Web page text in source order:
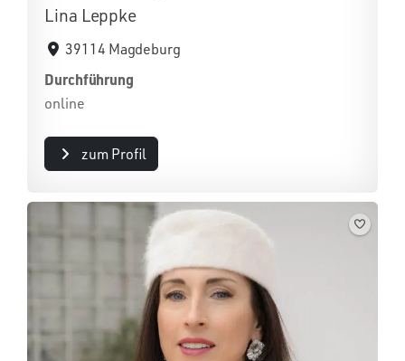
Lina Leppke
39114 Magdeburg
Durchführung
online
zum Profil